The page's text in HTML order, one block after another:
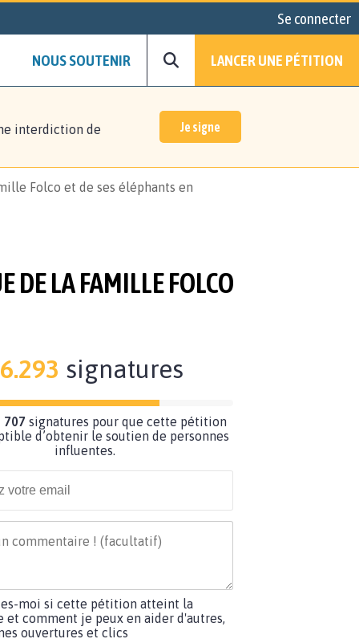
Se connecter
NOUS SOUTENIR LANCER UNE PÉTITION
interdiction de
Je signe
Folco et de ses éléphants en
DE LA FAMILLE FOLCO
signatures
707 signatures pour que cette pétition
d’obtenir le soutien de personnes
influentes.
moi si cette pétition atteint la
et comment je peux en aider d'autres,
ouvertures et clics